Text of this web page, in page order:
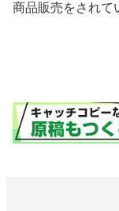
商品販売をされて